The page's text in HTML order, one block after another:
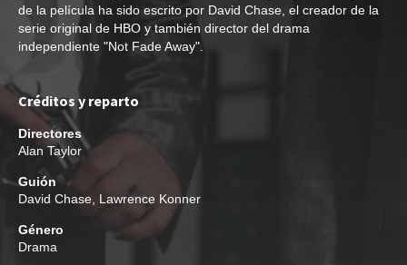
de la película ha sido escrito por David Chase, el creador de la
serie original de HBO y también director del drama
independiente "Not Fade Away".
Créditos y reparto
Directores
Alan Taylor
Guión
David Chase Lawrence Konner
Género
Drama